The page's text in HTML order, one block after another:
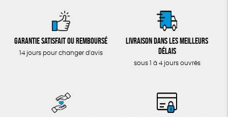
Garantie satisfait ou remboursé
14 jours pour changer d'avis
Livraison dans les meilleurs
délais
sous 1 à 4 jours ouvrés